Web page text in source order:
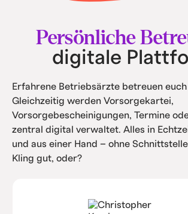
und Service.
Persönliche
digitale
Erfahrene Betriebsärzte betreuen
Gleichzeitig werden Vorsorgekartei,
Vorsorgebescheinigungen, Termine
zentral digital verwaltet. Alles in
und aus einer Hand – ohne
Kling gut, oder?